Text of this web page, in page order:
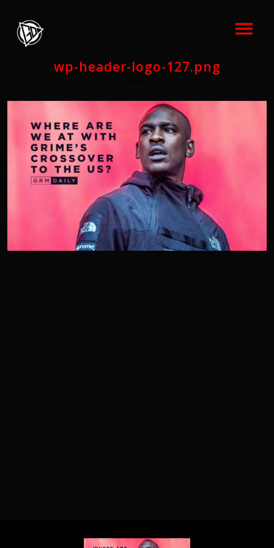
wp-header-logo-127.png